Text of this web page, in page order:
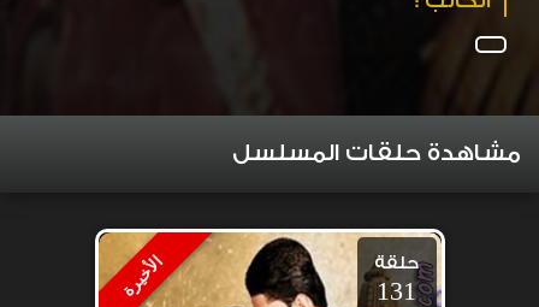
مشاهدة حلقات المسلسل
الأخيرة حلقة
131